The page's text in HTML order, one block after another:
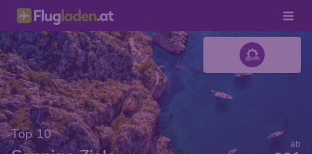
Top 10
ab